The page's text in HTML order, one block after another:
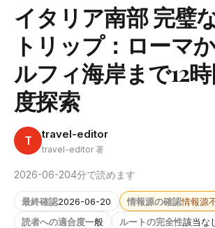
イタリア南部 完璧
トリップ：ローマ
ルフィ海岸まで12
度探索
T travel-editor
travel-editor 著
2026-06-204分で読めます
最終確認2026-06-20 情報源の確認情報源
読者への適合度一般 ルートの完全性該当な